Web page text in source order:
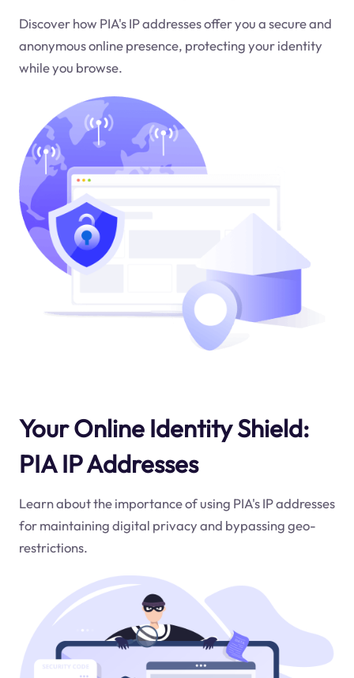
Discover how PIA's IP addresses offer you a secure and
anonymous online presence, protecting your identity
while you browse.
Your Online Identity Shield:
PIA IP Addresses
Learn about the importance of using PIA's IP addresses
for maintaining digital privacy and bypassing geo-
restrictions.